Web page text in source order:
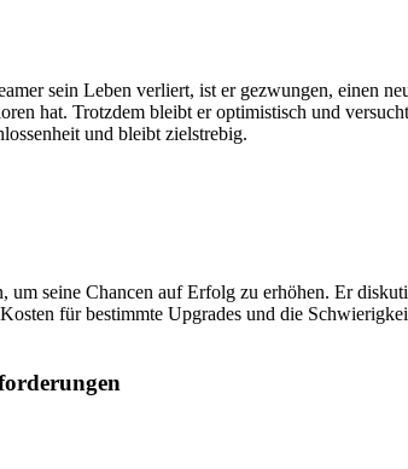
sein Leben verliert, ist er gezwungen, einen
hat. Trotzdem bleibt er optimistisch und
und bleibt zielstrebig.
seine Chancen auf Erfolg zu erhöhen. Er
für bestimmte Upgrades und die